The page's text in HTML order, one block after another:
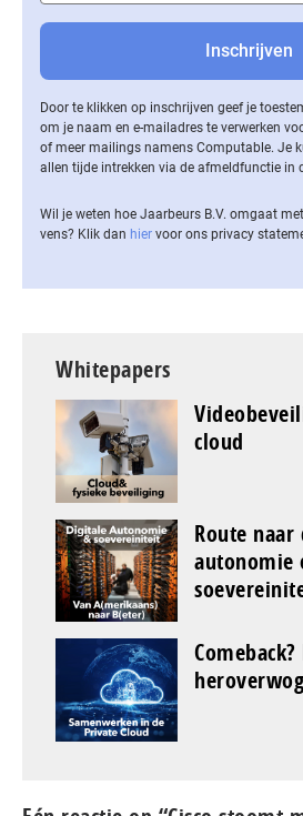
Door te klikken op inschrijven geef je
om je naam en e-mailadres te verwerken
of meer mailings namens Computable. Je
allen tijde intrekken via de af­meld­func­tie in
Wil je weten hoe Jaarbeurs B.V. omgaat
vens? Klik dan hier voor ons privacy
Whitepapers
cloud
Route
autonomie